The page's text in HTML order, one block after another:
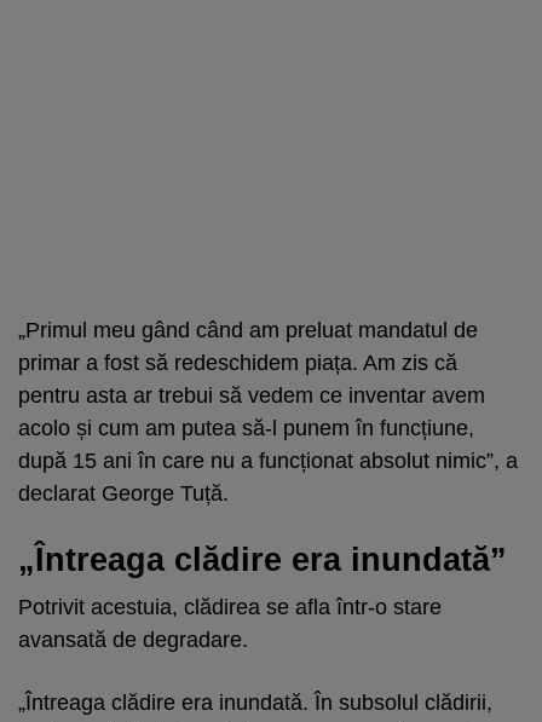
„Primul meu gând când am preluat mandatul de
primar a fost să redeschidem piața. Am zis că
pentru asta ar trebui să vedem ce inventar avem
acolo și cum am putea să-l punem în funcțiune,
după 15 ani în care nu a funcționat absolut nimic”, a
declarat George Tuță.
„Întreaga clădire era inundată”
Potrivit acestuia, clădirea se afla într-o stare
avansată de degradare.
„Întreaga clădire era inundată. În subsolul clădirii,